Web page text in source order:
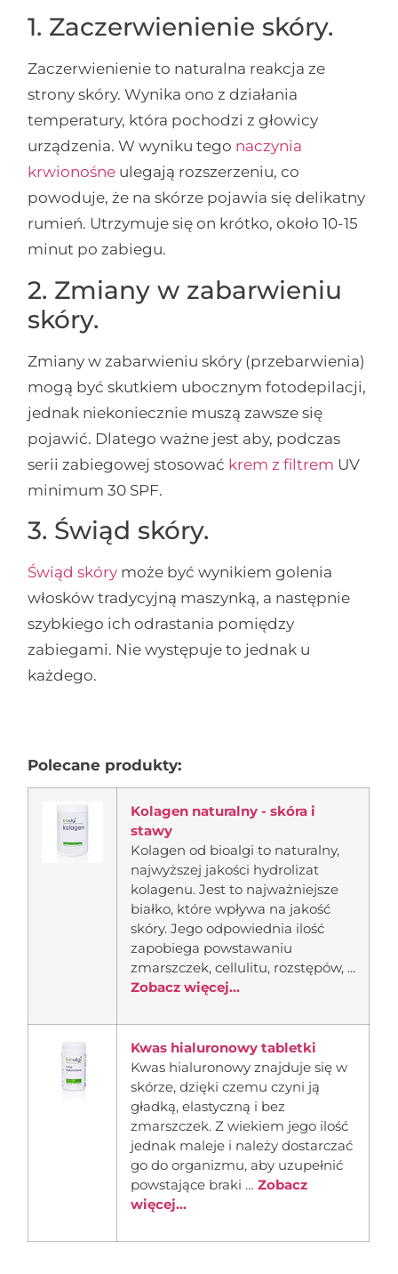
1. Zaczerwienienie skóry.
Zaczerwienienie to naturalna reakcja ze
strony skóry. Wynika ono z działania
temperatury, która pochodzi z głowicy
urządzenia. W wyniku tego naczynia
krwionośne ulegają rozszerzeniu, co
powoduje, że na skórze pojawia się delikatny
rumień. Utrzymuje się on krótko, około 10-15
minut po zabiegu.
2. Zmiany w zabarwieniu
skóry.
Zmiany w zabarwieniu skóry (przebarwienia)
mogą być skutkiem ubocznym fotodepilacji,
jednak niekoniecznie muszą zawsze się
pojawić. Dlatego ważne jest aby, podczas
serii zabiegowej stosować krem z filtrem UV
minimum 30 SPF.
3. Świąd skóry.
Świąd skóry może być wynikiem golenia
włosków tradycyjną maszynką, a następnie
szybkiego ich odrastania pomiędzy
zabiegami. Nie występuje to jednak u
każdego.
Polecane produkty:
Kolagen naturalny - skóra i
stawy
Kolagen od bioalgi to naturalny,
najwyższej jakości hydrolizat
kolagenu. Jest to najważniejsze
białko, które wpływa na jakość
skóry. Jego odpowiednia ilość
zapobiega powstawaniu
zmarszczek, cellulitu, rozstępów, ...
Zobacz więcej...
Kwas hialuronowy tabletki
Kwas hialuronowy znajduje się w
skórze, dzięki czemu czyni ją
gładką, elastyczną i bez
zmarszczek. Z wiekiem jego ilość
jednak maleje i należy dostarczać
go do organizmu, aby uzupełnić
powstające braki …Zobacz
więcej...